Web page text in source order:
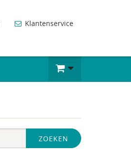
Klantenservice
ZOEKEN